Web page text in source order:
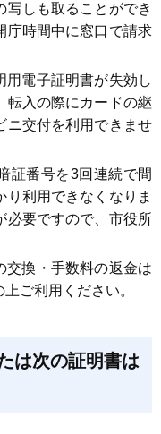
写しも取ることができ
庁時間中に窓口で請求
用電子証明書が失効し
転入の際にカードの継
ニ交付を利用できませ
証番号を3回連続で間
利用できなくなりま
必要ですので、市役所
交換・手数料の返金は
ご利用ください。
は次の証明書は